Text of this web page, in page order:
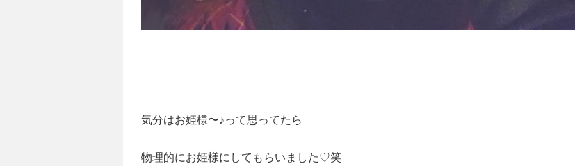
気分はお姫様〜♪って思ってたら
物理的にお姫様にしてもらいました♡笑